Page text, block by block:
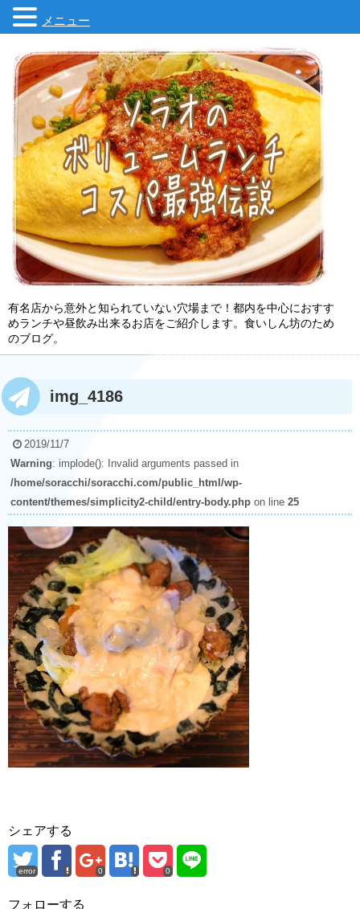
有名店から意外と知られていない穴場まで！都内を中心におすす
めランチや昼飲み出来るお店をご紹介します。食いしん坊のため
のブログ。
img_4186
2019/11/7
Warning: implode(): Invalid arguments passed in
/home/soracchi/soracchi.com/public_html/wp-
content/themes/simplicity2-child/entry-body.php on line 25
シェアする
error 0 0
フォローする
メニュー